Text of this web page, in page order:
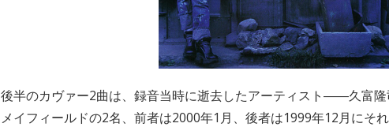
後半のカヴァー2曲は、録音当時に逝去したアーティスト――久富隆
メイフィールドの2名、前者は2000年1月、後者は1999年12月に